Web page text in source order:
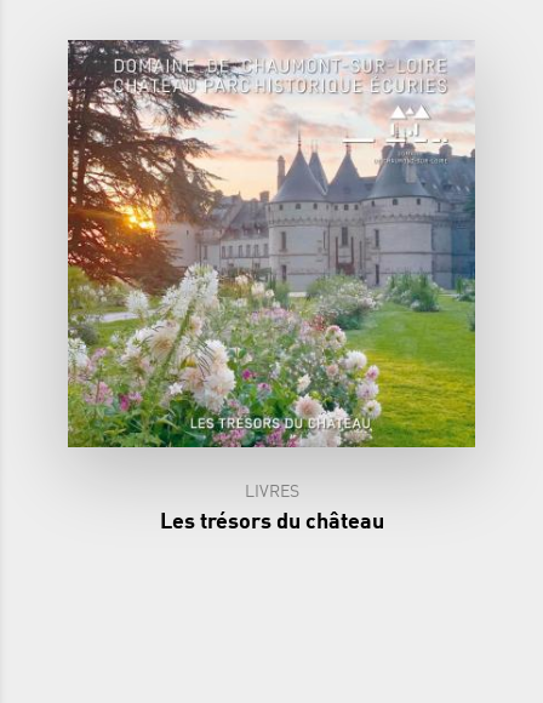
LIVRES
Les trésors du château